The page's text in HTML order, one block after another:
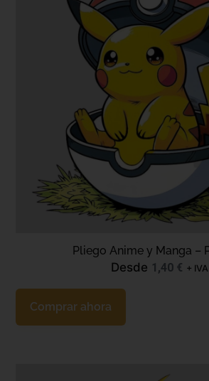
Pliego Anime y Manga –
Desde 1,40 € + IVA
Comprar ahora